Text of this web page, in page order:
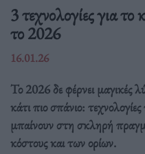
3 τεχνολογίες για
το 2026
16.01.26
Το 2026 δε φέρνει μαγικές
κάτι πιο σπάνιο:
μπαίνουν στη σκληρή
κόστους και των ορίων.